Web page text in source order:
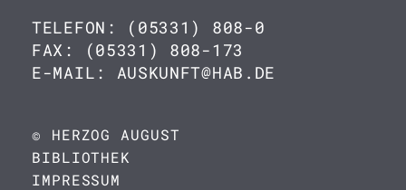
TELEFON: (05331) 808-0
FAX: (05331) 808-173
E-MAIL: AUSKUNFT@HAB.DE
© HERZOG AUGUST
BIBLIOTHEK
IMPRESSUM